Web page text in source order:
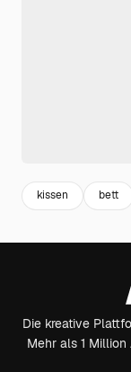
kissen bett
Die kreative
Mehr als 1